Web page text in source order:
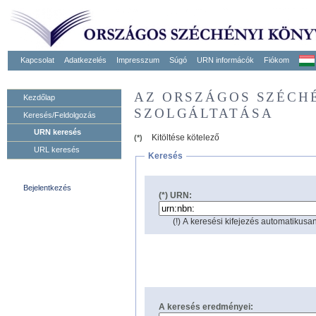
Kapcsolat Adatkezelés Impresszum Súgó URN informácók Fiókom
Kezdőlap
Keresés/Feldolgozás
URN keresés
URL keresés
Bejelentkezés
AZ ORSZÁGOS
SZOLGÁLTATÁSA
(*)
Kitöltése kötelező
Keresés
(*) URN:
(!) A keresési kifejezés
A keresés eredményei: